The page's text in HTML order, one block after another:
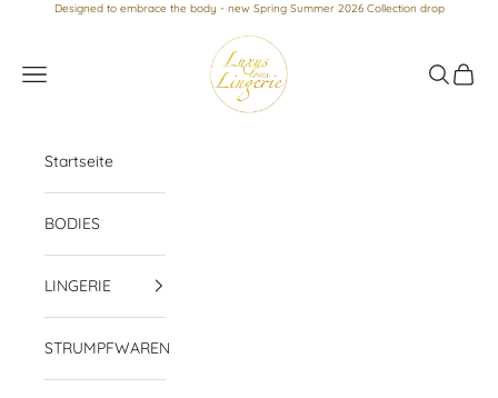
Zum Inhalt springen
Designed to embrace the body - new Spring Summer 2026 Collection drop
Luxus loves Lingerie
Menü
Suchen
Startseite
BODIES
LINGERIE
STRUMPFWAREN